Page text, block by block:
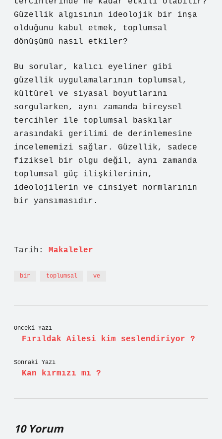
Güzellik algısının ideolojik bir inşa
olduğunu kabul etmek, toplumsal
dönüşümü nasıl etkiler?
Bu sorular, kalıcı eyeliner gibi
güzellik uygulamalarının toplumsal,
kültürel ve siyasal boyutlarını
sorgularken, aynı zamanda bireysel
tercihler ile toplumsal baskılar
arasındaki gerilimi de derinlemesine
incelememizi sağlar. Güzellik, sadece
fiziksel bir olgu değil, aynı zamanda
toplumsal güç ilişkilerinin,
ideolojilerin ve cinsiyet normlarının
bir yansımasıdır.
Tarih: Makaleler
bir toplumsal ve
Önceki Yazı
Fırıldak Ailesi kim seslendiriyor ?
Sonraki Yazı
Kan kırmızı mı ?
10 Yorum